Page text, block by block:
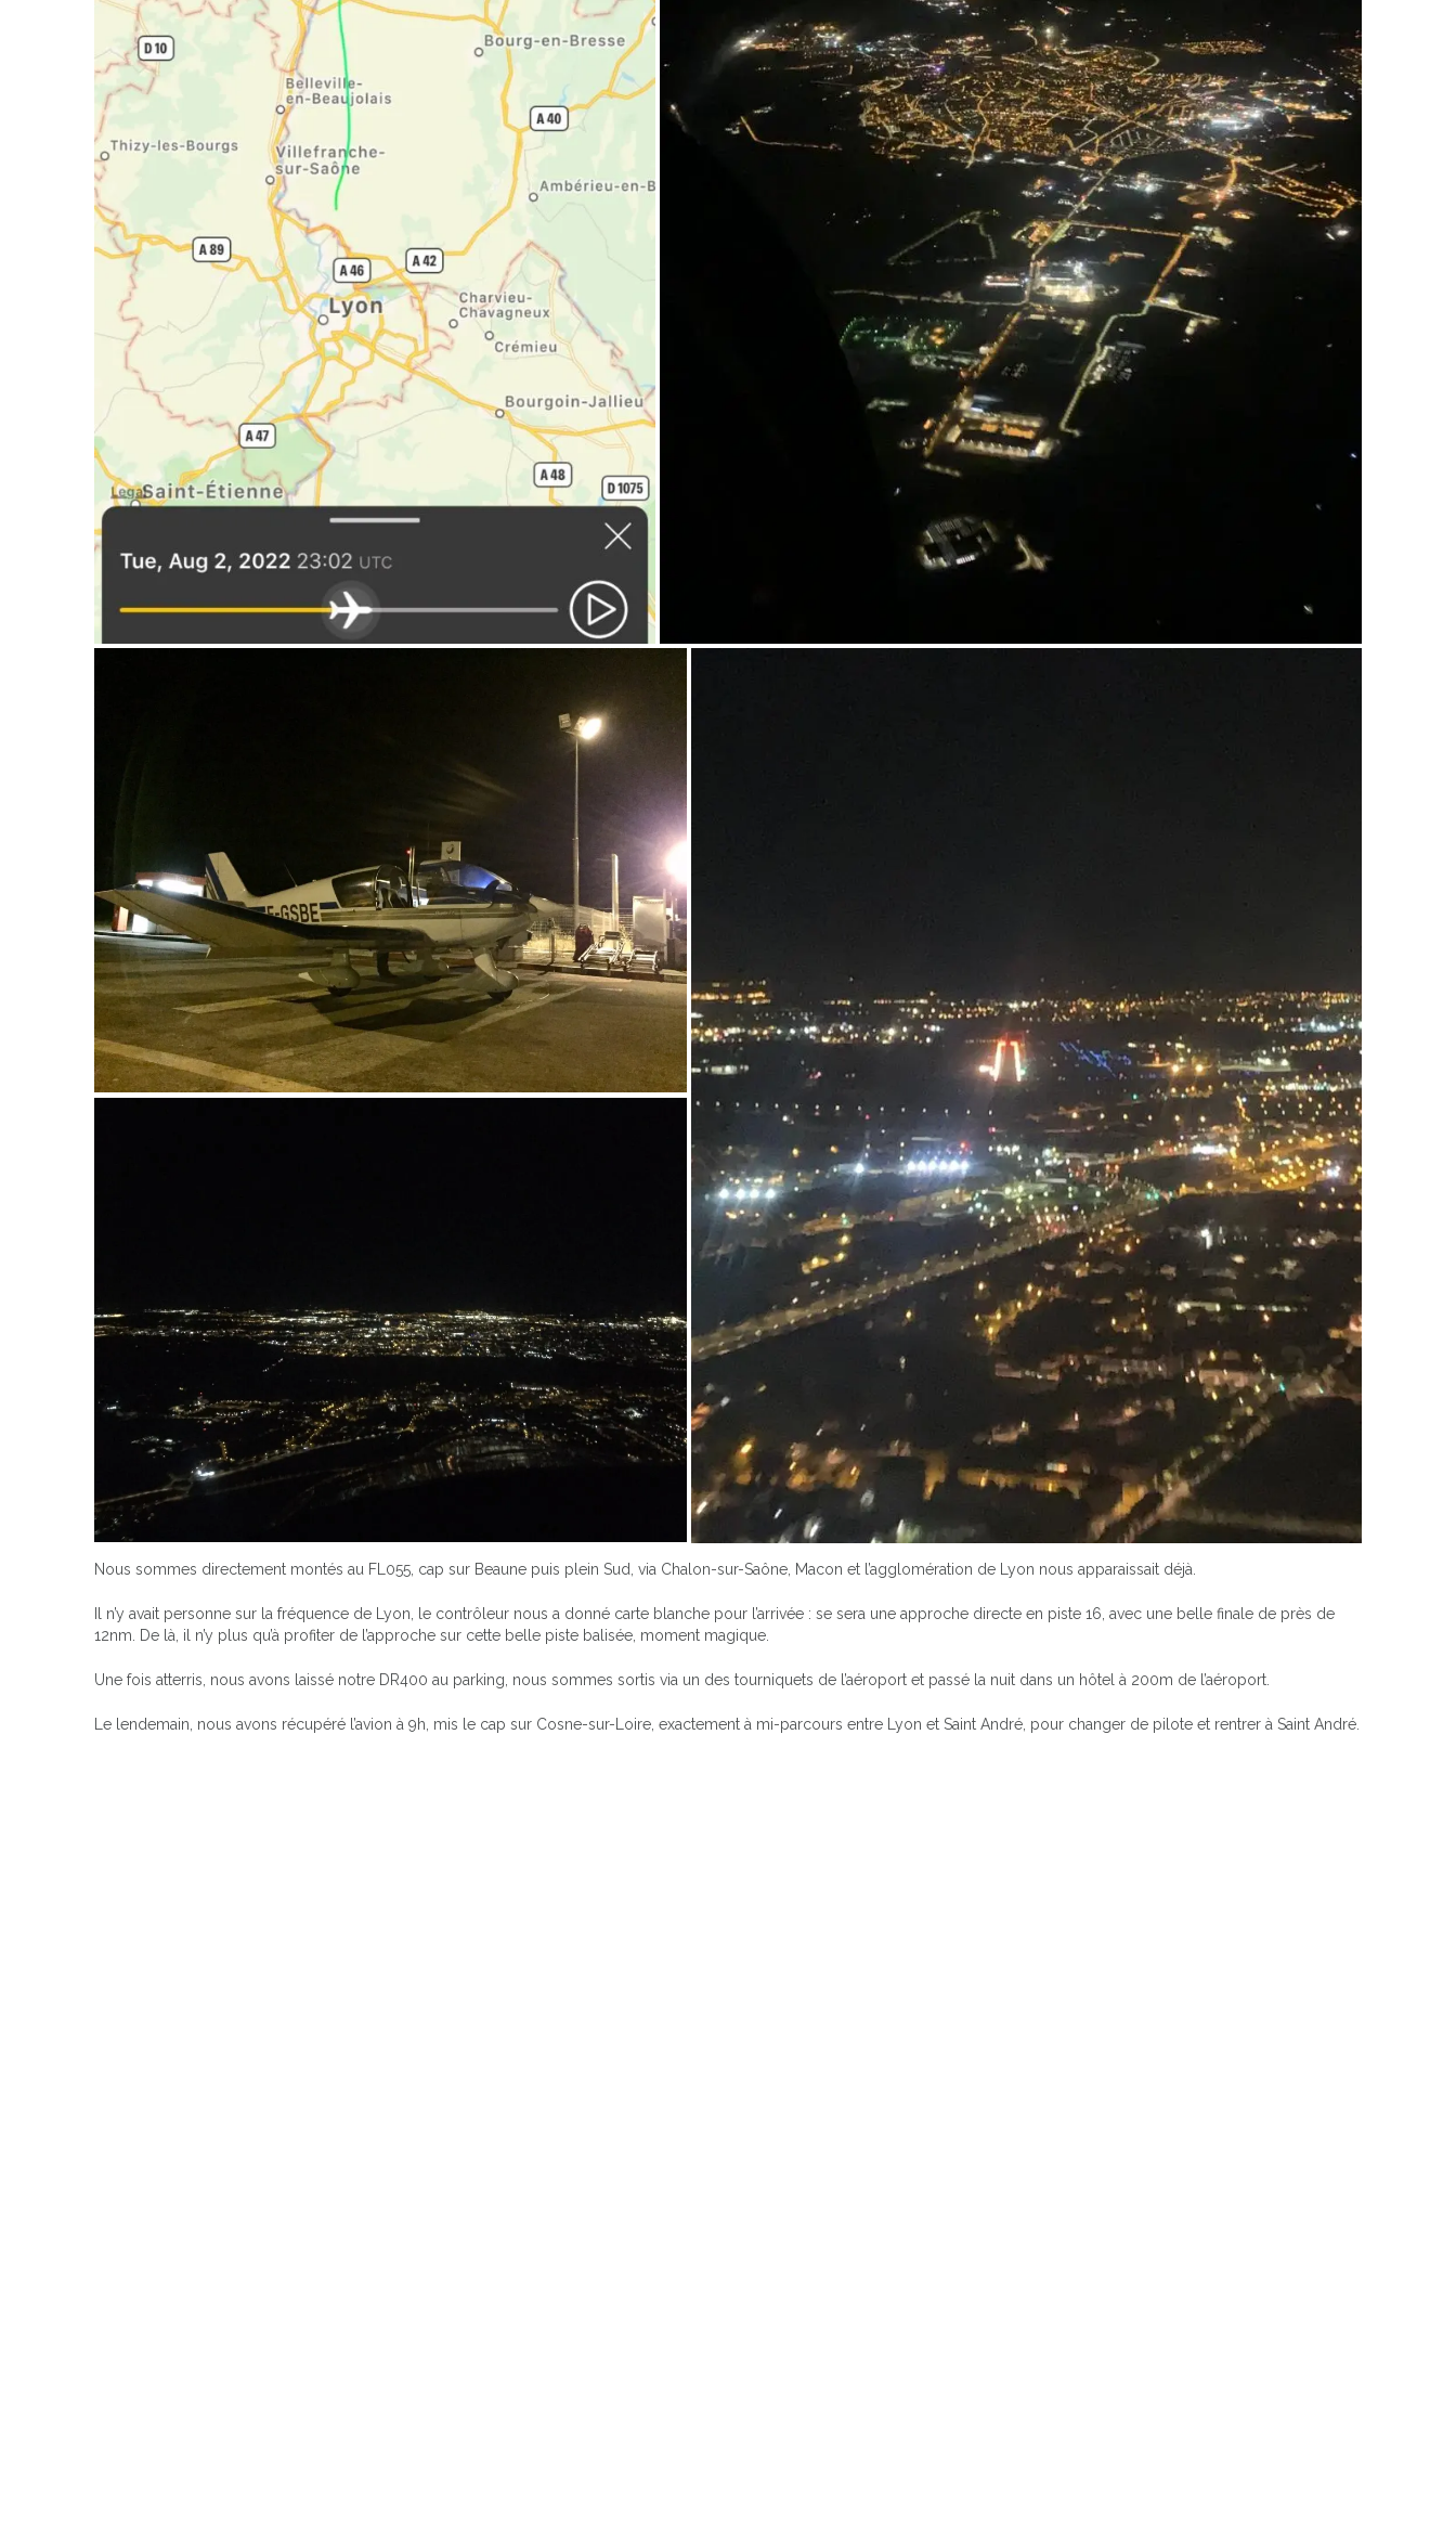
Nous sommes directement montés au FL055, cap sur Beaune puis plein Sud, via Chalon-sur-Saône, Macon et l’agglomération de Lyon nous apparaissait déjà.
Il n’y avait personne sur la fréquence de Lyon, le contrôleur nous a donné carte blanche pour l’arrivée : se sera une approche directe en piste 16, avec une belle finale de près de
12nm. De là, il n’y plus qu’à profiter de l’approche sur cette belle piste balisée, moment magique.
Une fois atterris, nous avons laissé notre DR400 au parking, nous sommes sortis via un des tourniquets de l’aéroport et passé la nuit dans un hôtel à 200m de l’aéroport.
Le lendemain, nous avons récupéré l’avion à 9h, mis le cap sur Cosne-sur-Loire, exactement à mi-parcours entre Lyon et Saint André, pour changer de pilote et rentrer à Saint André.